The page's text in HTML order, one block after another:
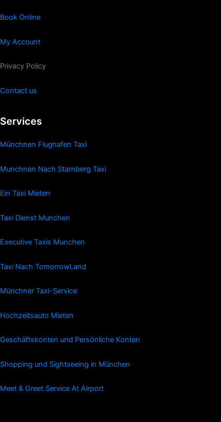
Book Online
My Account
Privacy Policy
Contact us
Services
Münchnen Flughafen Taxi
Munchnen Nach Starnberg Taxi
Ein Taxi Mieten
Taxi Dienst Munchen
Executive Taxis Munchen
Taxi Nach TomorrowLand
Münchner Taxi-Service
Hochzeitsauto Mieten
Geschäftskonten und Persönliche Konten
Shopping und Sightseeing in München
Meet & Greet Service At Airport